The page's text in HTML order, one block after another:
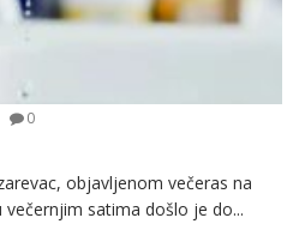
0
objavljenom večeras na
satima došlo je do...